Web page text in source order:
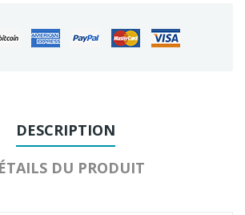
DESCRIPTION
DU PRODUIT